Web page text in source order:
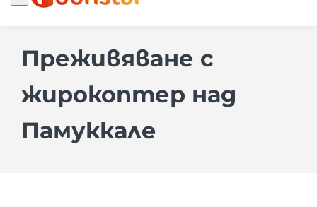
Преживяване с
жирокоптер над
Памуккале